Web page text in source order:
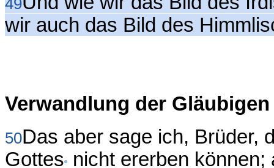
wir auch das Bild des
Verwandlung der
50Das aber sage ich, Brüder,
Gottes nicht ererben